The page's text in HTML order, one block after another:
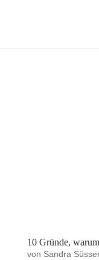
10 Gründe,
von Sandra